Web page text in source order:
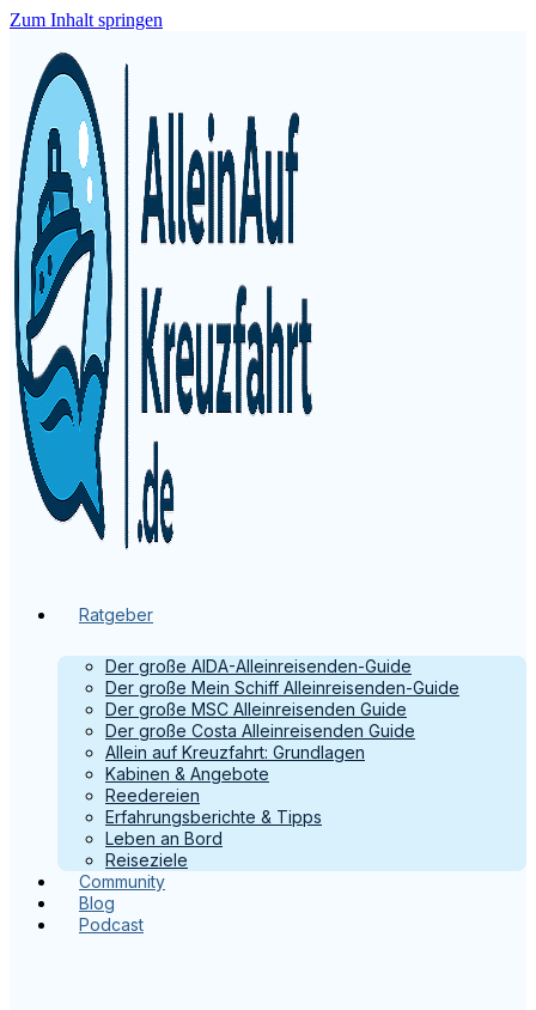
Zum Inhalt springen
Ratgeber
Der große AIDA-Alleinreisenden-Guide
Der große Mein Schiff Alleinreisenden-Guide
Der große MSC Alleinreisenden Guide
Der große Costa Alleinreisenden Guide
Allein auf Kreuzfahrt: Grundlagen
Kabinen & Angebote
Reedereien
Erfahrungsberichte & Tipps
Leben an Bord
Reiseziele
Community
Blog
Podcast